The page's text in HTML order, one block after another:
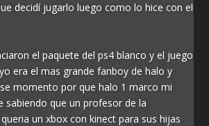
decidí jugarlo luego como lo hice con el
el paquete del ps4 blanco y el juego
era el mas grande fanboy de halo y
momento por que halo 1 marco mi
sabiendo que un profesor de la
un xbox con kinect para sus hijas